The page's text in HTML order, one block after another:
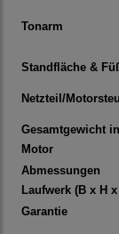
Tonarm
Standfläche &
Netzteil/
Gesamtgewicht
Motor
Abmessungen
Laufwerk (B x H
Garantie